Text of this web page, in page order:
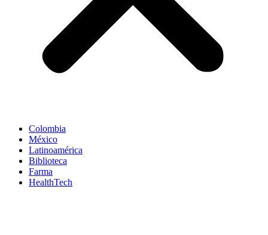
Colombia
México
Latinoamérica
Biblioteca
Farma
HealthTech